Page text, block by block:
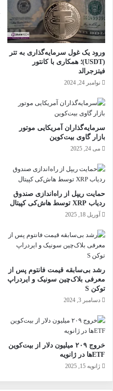
ورود یک غول سرمایه‌گذاری به تتر
(USDT)؛ همکاری با کانتور
فیتزجرالد
نوامبر 24, 2024
سرمایه‌گذاران آمریکایی موتور
بازار گاوی بیت‌کوین
می 24, 2025
حمایت ریپل از راه‌اندازی صندوق
ردیاب XRP توسط هاش‌کی کپیتال
آوریل 18, 2025
رشد بی‌سابقه قیمت فانتوم پس از
معرفی بلاک‌چین سونیک و ایردراپ
توکن S
دسامبر 3, 2024
خروج ۲۰۹ میلیون دلار از بیت‌کوین
ETFها در ژانویه
ژانویه 15, 2025